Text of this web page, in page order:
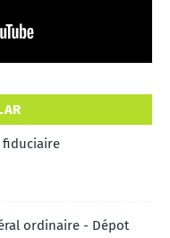
fiduciaire
ordinaire - Dépot